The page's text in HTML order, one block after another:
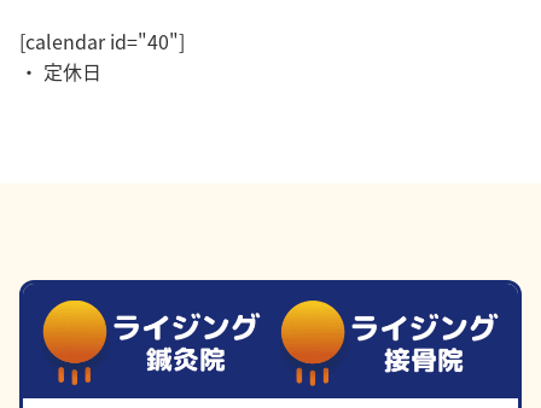
[calendar id="40"]
・ 定休日